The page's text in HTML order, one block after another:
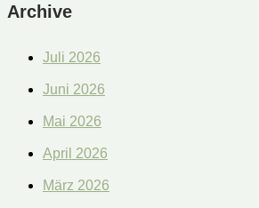
Archive
Juli 2026
Juni 2026
Mai 2026
April 2026
März 2026